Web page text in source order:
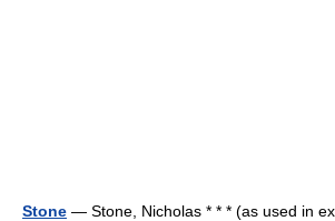
Stone — Stone, Nicholas * * * (as used in